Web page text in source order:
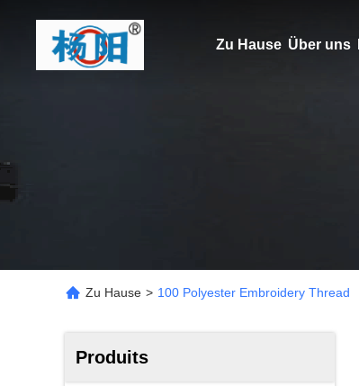
Zu Hause Über uns
Zu Hause > 100 Polyester Embroidery Thread
Produits